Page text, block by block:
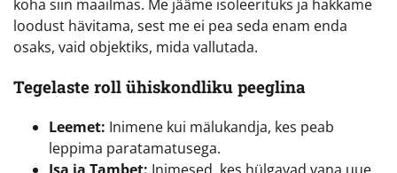
koha siin maailmas. Me jääme isoleerituks ja hakkame
loodust hävitama, sest me ei pea seda enam enda
osaks, vaid objektiks, mida vallutada.
Tegelaste roll ühiskondliku peeglina
Leemet: Inimene kui mälukandja, kes peab
leppima paratamatusega.